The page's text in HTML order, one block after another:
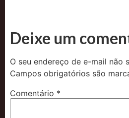
Deixe um
O seu endereço de e-mail não
Campos obrigatórios são
Comentário *